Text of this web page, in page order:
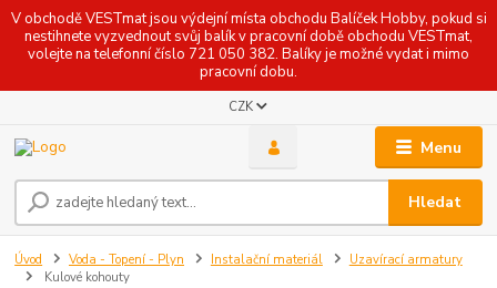
V obchodě VESTmat jsou výdejní místa obchodu Balíček Hobby, pokud si
nestihnete vyzvednout svůj balík v pracovní době obchodu VESTmat,
volejte na telefonní číslo 721 050 382. Balíky je možné vydat i mimo
pracovní dobu.
Menu
CZK
Hledat
Úvod Voda - Topení - Plyn Instalační materiál
Uzavírací armatury
Kulové kohouty